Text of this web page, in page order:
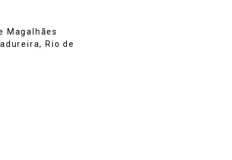
Magalhães
Rio de